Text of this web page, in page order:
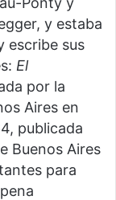
y estaba
escribe sus
El
por la
Aires en
publicada
Buenos Aires
para